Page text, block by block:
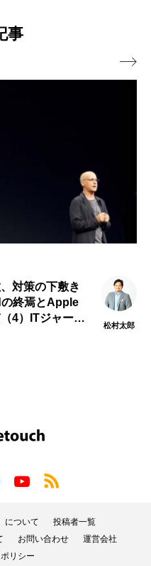
事
対策の下敷き
終焉とApple
4）ITジャーナ
松村太郎

について
投稿者一覧
お問い合わせ
運営会社
リシー